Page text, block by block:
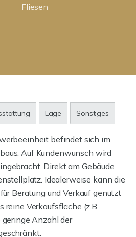
Fliesen
Lage Sonstiges
befindet sich im
Auf Kundenwunsch wird
Direkt am Gebäude
Idealerweise kann die
Beratung und Verkauf genutzt
reine Verkaufsfläche (z.B.
Anzahl der